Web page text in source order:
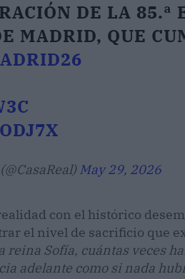
DE LA 85.ª
MADRID, QUE
May 29, 2026
con el histórico
el nivel de sacrificio que
reina Sofía, cuántas veces
adelante como si nada